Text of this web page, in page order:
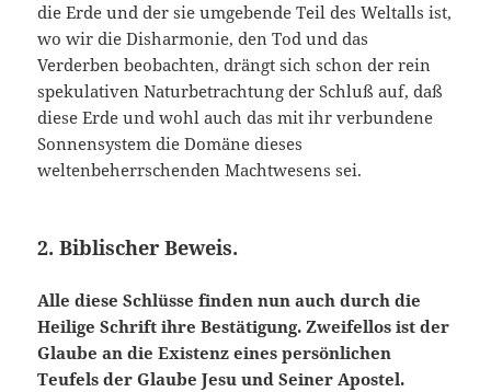
die Erde und der sie umgebende Teil des Weltalls ist,
wo wir die Disharmonie, den Tod und das
Verderben beobachten, drängt sich schon der rein
spekulativen Naturbetrachtung der Schluß auf, daß
diese Erde und wohl auch das mit ihr verbundene
Sonnensystem die Domäne dieses
weltenbeherrschenden Machtwesens sei.
2. Biblischer Beweis.
Alle diese Schlüsse finden nun auch durch die
Heilige Schrift ihre Bestätigung. Zweifellos ist der
Glaube an die Existenz eines persönlichen
Teufels der Glaube Jesu und Seiner Apostel.